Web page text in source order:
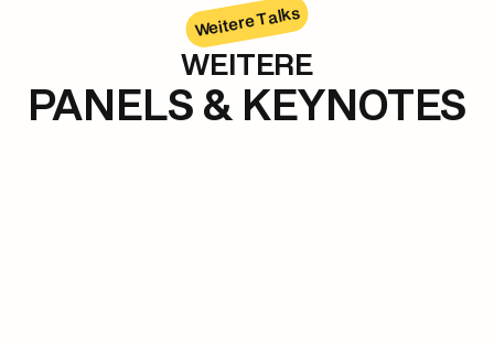
Weitere Talks
WEITERE
PANELS & KEYNOTES